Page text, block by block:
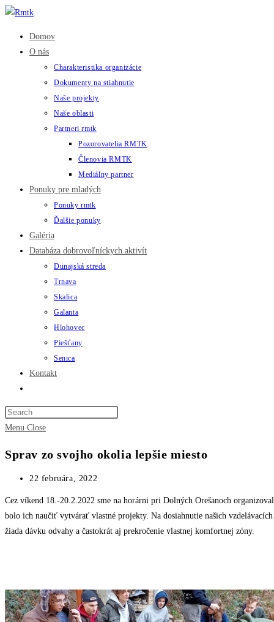
Skip
Domov
O nás
Charakteristika organizácie
Dokumenty na stiahnutie
Naše projekty
Naše oblasti
Partneri rmtk
Pozorovatelia RMTK
Členovia RMTK
Mediálny partner
Ponuky pre mladých
Ponuky rmtk
Ďalšie ponuky
Galéria
Databáza dobrovoľníckych aktivít
Dunajská streda
Trnava
Skalica
Galanta
Hlohovec
Piešťany
Senica
Kontakt
search
Menu Close
Sprav zo svojho okolia lepšie miesto
Post
22 februára, 2022
Cez víkend 18.-20.2.2022 sme na horárni pri Dolných Orešanoch
bolo ich naučiť vytvárať vlastné projekty. Na dosiahnutie našich
žiada dávku odvahy a častokrát aj prekročenie vlastnej komfortnej zóny.